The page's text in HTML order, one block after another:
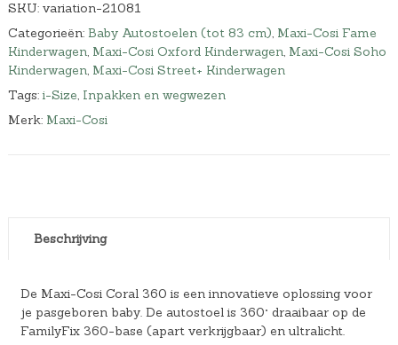
SKU: variation-21081
Categorieën: Baby Autostoelen (tot 83 cm), Maxi-Cosi Fame
Kinderwagen, Maxi-Cosi Oxford Kinderwagen, Maxi-Cosi Soho
Kinderwagen, Maxi-Cosi Street+ Kinderwagen
Tags: i-Size, Inpakken en wegwezen
Merk: Maxi-Cosi
Beschrijving
De Maxi-Cosi Coral 360 is een innovatieve oplossing voor
je pasgeboren baby. De autostoel is 360° draaibaar op de
FamilyFix 360-base (apart verkrijgbaar) en ultralicht.